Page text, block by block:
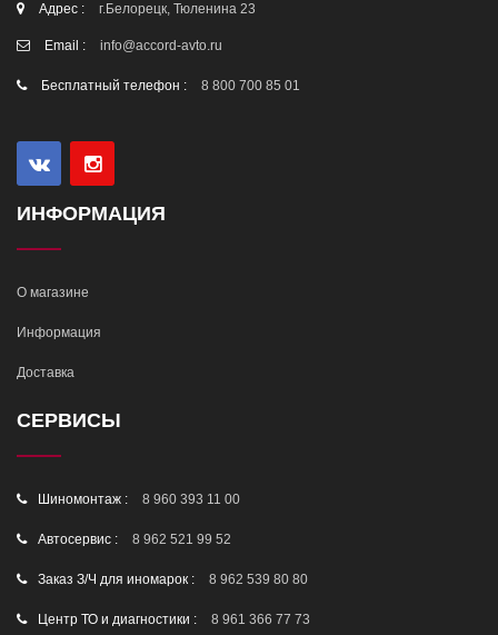
Адрес : г.Белорецк, Тюленина 23
Email : info@accord-avto.ru
Бесплатный телефон : 8 800 700 85 01
ИНФОРМАЦИЯ
О магазине
Информация
Доставка
СЕРВИСЫ
Шиномонтаж : 8 960 393 11 00
Автосервис : 8 962 521 99 52
Заказ З/Ч для иномарок : 8 962 539 80 80
Центр ТО и диагностики : 8 961 366 77 73